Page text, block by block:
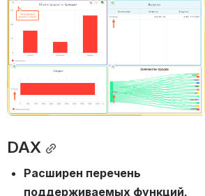
Открыть файл «»
DAX
Расширен перечень